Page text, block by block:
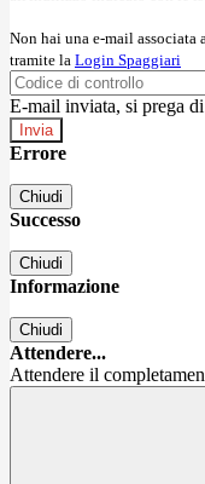
Non hai una e-mail associata
tramite la Login Spaggiari
E-mail inviata, si prega
Errore
Chiudi
Successo
Chiudi
Informazione
Chiudi
Attendere...
Attendere il